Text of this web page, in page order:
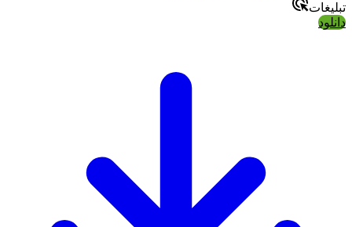
تبلیغات
دانلود